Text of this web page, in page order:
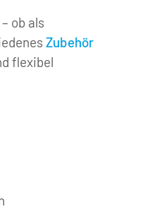
ob als
Zubehör
flexibel